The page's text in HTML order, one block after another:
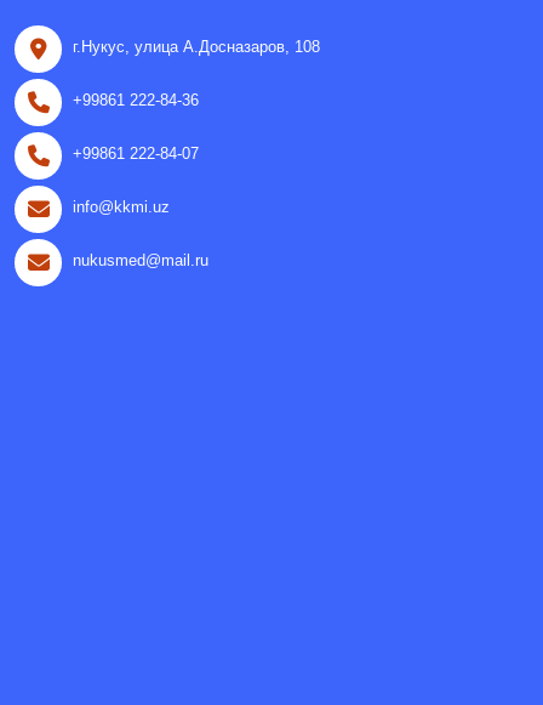
г.Нукус, улица A.Досназаров, 108
+99861 222-84-36
+99861 222-84-07
info@kkmi.uz
nukusmed@mail.ru